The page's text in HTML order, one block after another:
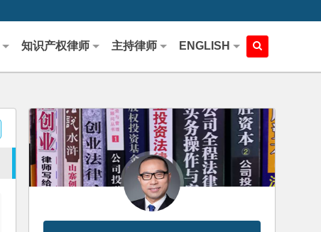
知识产权律师 主持律师 ENGLISH